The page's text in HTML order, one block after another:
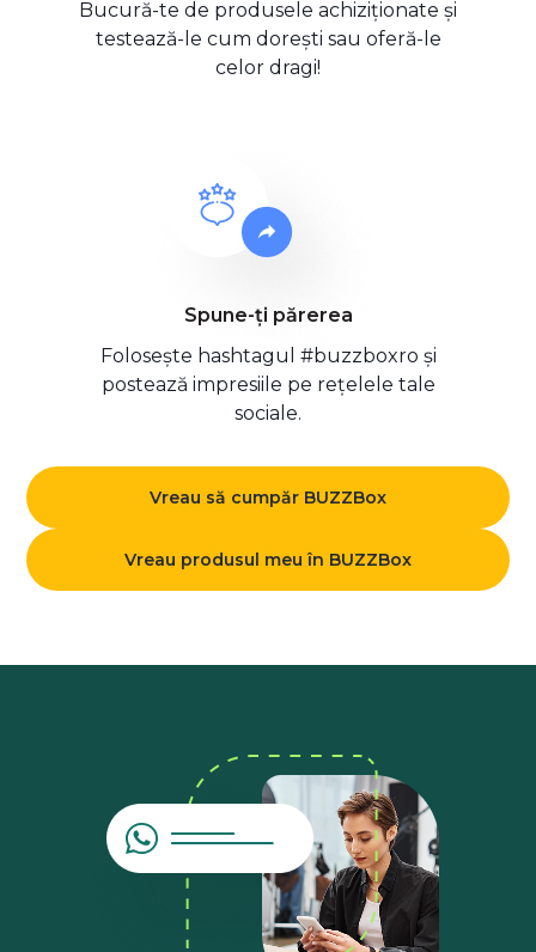
Bucură-te de produsele achiziționate și
testează-le cum dorești sau oferă-le
celor dragi!
Spune-ți părerea
Folosește hashtagul #buzzboxro și
postează impresiile pe rețelele tale
sociale.
Vreau să cumpăr BUZZBox
Vreau produsul meu în BUZZBox